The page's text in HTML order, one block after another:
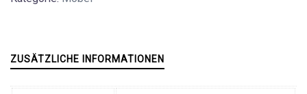
ZUSÄTZLICHE INFORMATIONEN